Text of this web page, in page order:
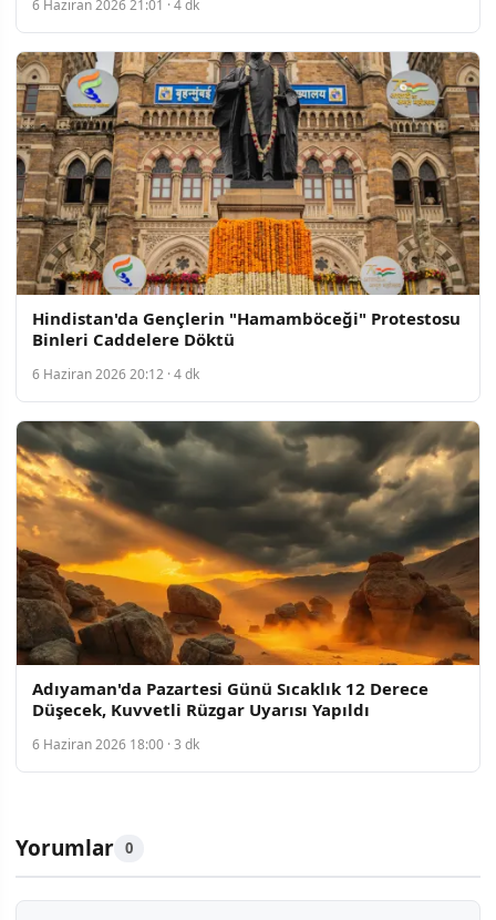
6 Haziran 2026 21:01 · 4 dk
Hindistan'da Gençlerin "Hamamböceği" Protestosu
Binleri Caddelere Döktü
6 Haziran 2026 20:12 · 4 dk
Adıyaman'da Pazartesi Günü Sıcaklık 12 Derece
Düşecek, Kuvvetli Rüzgar Uyarısı Yapıldı
6 Haziran 2026 18:00 · 3 dk
Yorumlar 0